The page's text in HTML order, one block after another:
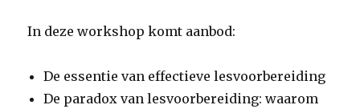
In deze workshop komt aanbod:
De essentie van effectieve lesvoorbereiding
De paradox van lesvoorbereiding: waarom